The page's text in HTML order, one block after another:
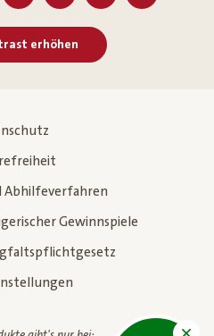
erhöhen
Abhilfeverfahren
Gewinnspiele